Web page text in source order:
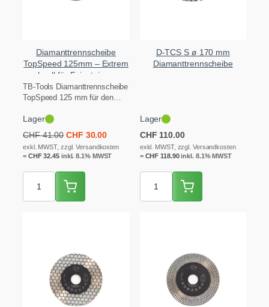
Diamanttrennscheibe
TopSpeed 125mm – Extrem
schnell für Feinsteinzeug
TB-Tools Diamanttrennscheibe
TopSpeed 125 mm für den
maximale Schnitttiefe für dicke
20-mm-Terrassenplatten…
Lager
CHF41.00 Ursprünglicher
Preis
war:
CHF 30.00Aktueller
Preis
ist:
exkl. MWST, zzgl. Versandkosten
= CHF32.45inkl. 8.1% MWST
D-TCS S ø 170 mm
Diamanttrennscheibe
Lager
CHF 110.00
exkl. MWST, zzgl. Versandkosten
= CHF 118.90inkl. 8.1% MWST